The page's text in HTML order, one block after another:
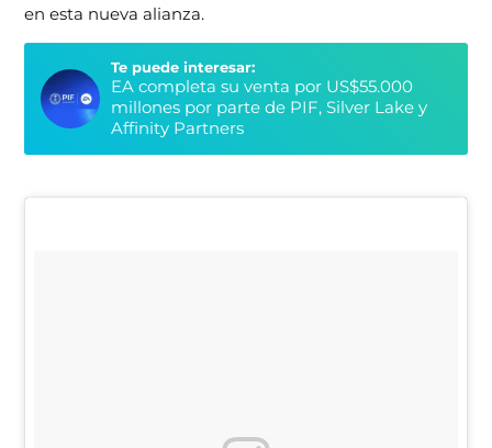
en esta nueva alianza.
Te puede interesar:
EA completa su venta por US$55.000
millones por parte de PIF, Silver Lake y
Affinity Partners